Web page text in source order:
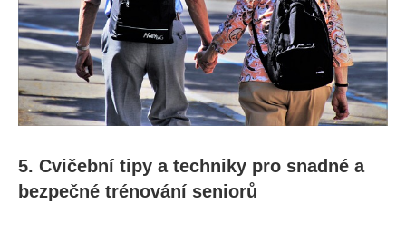
5. Cvičební tipy a techniky pro snadné a
bezpečné trénování seniorů